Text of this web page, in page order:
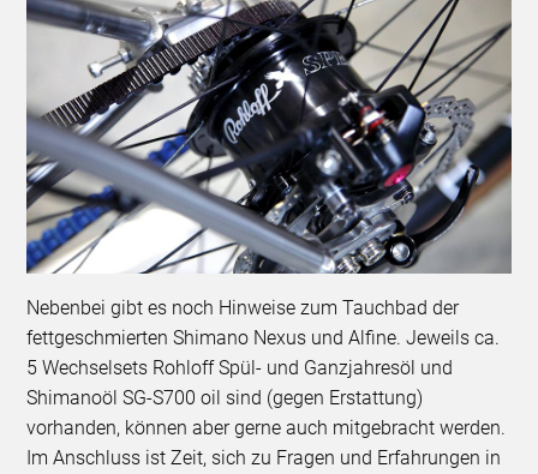
Nebenbei gibt es noch Hinweise zum Tauchbad der
fettgeschmierten Shimano Nexus und Alfine. Jeweils ca.
5 Wechselsets Rohloff Spül- und Ganzjahresöl und
Shimanoöl SG-S700 oil sind (gegen Erstattung)
vorhanden, können aber gerne auch mitgebracht werden.
Im Anschluss ist Zeit, sich zu Fragen und Erfahrungen in